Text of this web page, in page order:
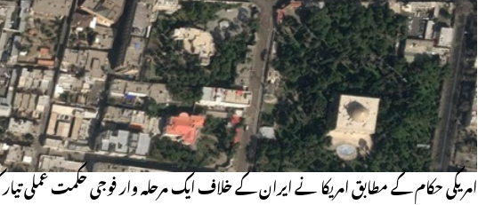
امریکی حکام کے مطابق امریکا نے ایران کے خلاف ایک مرحلہ وار فوجی حکمت عملی